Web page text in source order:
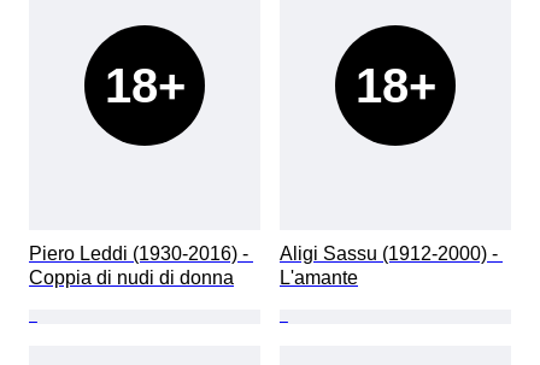
18+
Piero Leddi (1930-2016) -
Coppia di nudi di donna
18+
Aligi Sassu (1912-2000) -
L'amante